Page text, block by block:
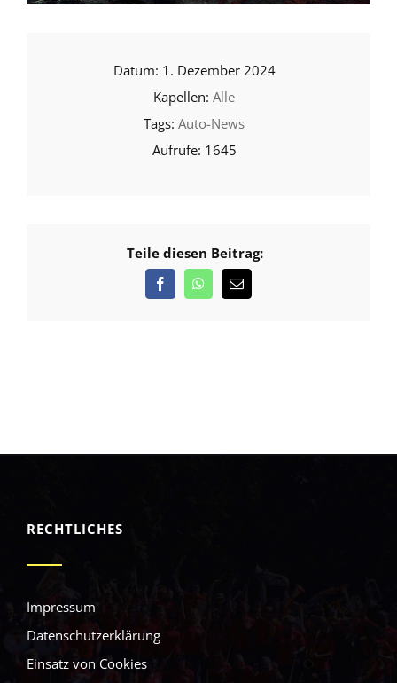
1. Dezember 2024
Alle
Auto-News
1645
Teile diesen Beitrag:
RECHTLICHES
Impressum
Datenschutzerklärung
Einsatz von Cookies